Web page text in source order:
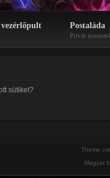
Postaláda
Privát
sütiket?
Theme
Magyar